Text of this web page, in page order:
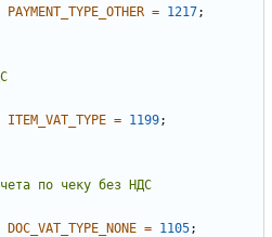
PAYMENT_TYPE_OTHER = 1217;
ITEM_VAT_TYPE = 1199;
DOC_VAT_TYPE_NONE = 1105;